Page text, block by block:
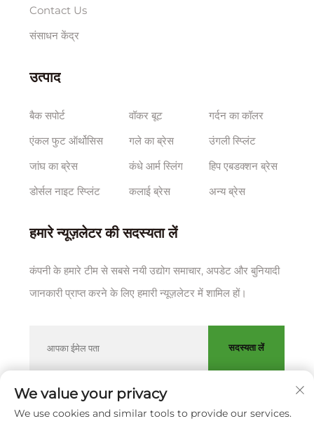
Contact Us
संसाधन केंद्र
उत्पाद
बैक सपोर्ट
एंकल फुट ऑर्थोसिस
जांघ का ब्रेस
डोर्सल नाइट स्प्लिंट
वॉकर बूट
गले का ब्रेस
कंधे आर्म स्लिंग
कलाई ब्रेस
गर्दन का कॉलर
उंगली स्प्लिंट
हिप एबडक्शन ब्रेस
अन्य ब्रेस
हमारे न्यूज़लेटर की सदस्यता लें
कंपनी के हमारे टीम से सबसे नयी उद्योग समाचार, अपडेट और बुनियादी
जानकारी प्राप्त करने के लिए हमारी न्यूज़लेटर में शामिल हों।
सदस्यता लें
कॉपीराइट © शियामेन हुआकांग ऑर्थोपेडिक कंपनी, लिमिटेड। गोपनीयता
We value your privacy
We use cookies and similar tools to provide our services.